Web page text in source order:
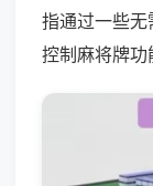
指通过一些
控制麻将牌功